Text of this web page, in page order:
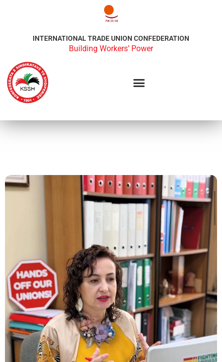
INTERNATIONAL TRADE UNION CONFEDERATION
Building Workers’ Power